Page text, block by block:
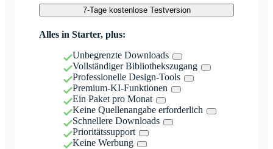
7-Tage kostenlose Testversion
Alles in Starter, plus:
Unbegrenzte Downloads
Vollständiger Bibliothekszugang
Professionelle Design-Tools
Premium-KI-Funktionen
Ein Paket pro Monat
Keine Quellenangabe erforderlich
Schnellere Downloads
Prioritätssupport
Keine Werbung